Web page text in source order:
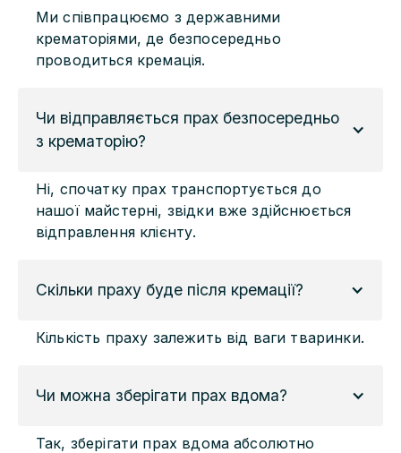
Ми співпрацюємо з державними
крематоріями, де безпосередньо
проводиться кремація.
Чи відправляється прах безпосередньо
з крематорію?
Ні, спочатку прах транспортується до
нашої майстерні, звідки вже здійснюється
відправлення клієнту.
Скільки праху буде після кремації?
Кількість праху залежить від ваги тваринки.
Чи можна зберігати прах вдома?
Так, зберігати прах вдома абсолютно